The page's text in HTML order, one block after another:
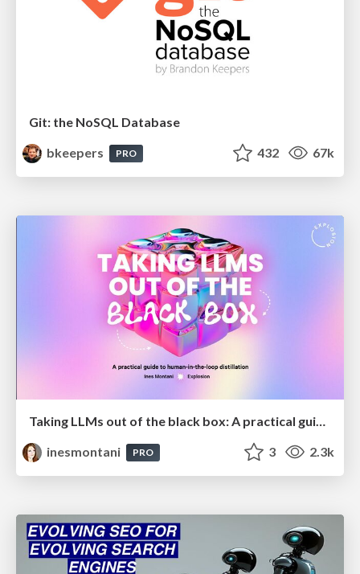
Git: the NoSQL Database
bkeepers
PRO 432 67k
Taking LLMs out of the black box: A practical guide to human-in-the-loop distillation
inesmontani
PRO 3 2.3k